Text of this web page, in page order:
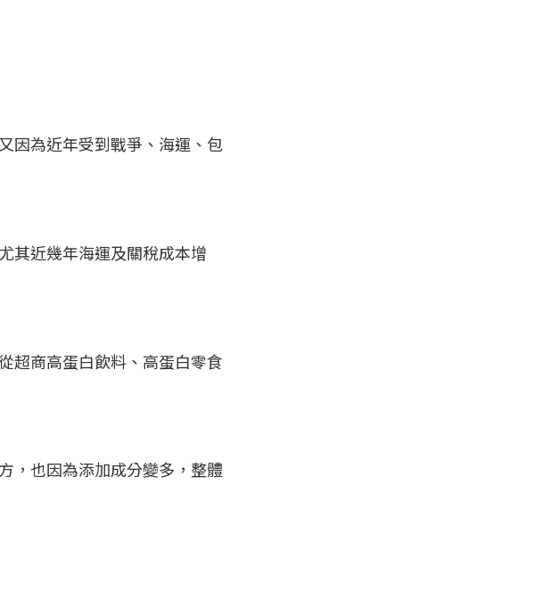
因為近年受到戰爭、海運、包
其近幾年海運及關稅成本增
超商高蛋白飲料、高蛋白零食
，也因為添加成分變多，整體